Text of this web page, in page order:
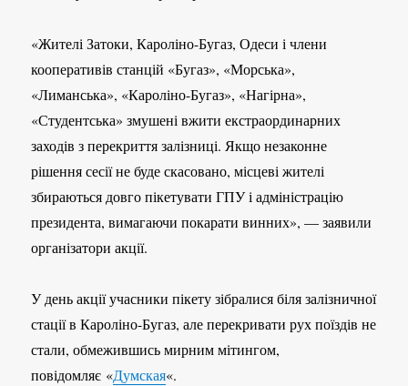
«Жителі Затоки, Кароліно-Бугаз, Одеси і члени
кооперативів станцій «Бугаз», «Морська»,
«Лиманська», «Кароліно-Бугаз», «Нагірна»,
«Студентська» змушені вжити екстраординарних
заходів з перекриття залізниці. Якщо незаконне
рішення сесії не буде скасовано, місцеві жителі
збираються довго пікетувати ГПУ і адміністрацію
президента, вимагаючи покарати винних», — заявили
організатори акції.
У день акції учасники пікету зібралися біля залізничної
стації в Кароліно-Бугаз, але перекривати рух поїздів не
стали, обмежившись мирним мітингом,
повідомляє «Думская«.